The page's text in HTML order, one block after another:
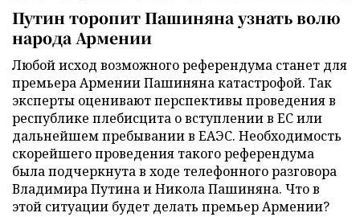
Путин торопит Пашиняна узнать волю
народа Армении
Любой исход возможного референдума станет для
премьера Армении Пашиняна катастрофой. Так
эксперты оценивают перспективы проведения в
республике плебисцита о вступлении в ЕС или
дальнейшем пребывании в ЕАЭС. Необходимость
скорейшего проведения такого референдума
была подчеркнута в ходе телефонного разговора
Владимира Путина и Никола Пашиняна. Что в
этой ситуации будет делать премьер Армении?